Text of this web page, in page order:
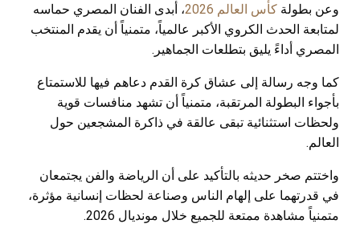
وعن بطولة كأس العالم 2026
، أبدى الفنان المصري حماسه
لمتابعة الحدث الكروي الأكبر عالمياً، متمنياً أن يقدم المنتخب
المصري أداءً يليق بتطلعات الجماهير.
كما وجه رسالة إلى عشاق كرة القدم دعاهم فيها للاستمتاع
بأجواء البطولة المرتقبة، متمنياً أن تشهد منافسات قوية
ولحظات استثنائية تبقى عالقة في ذاكرة المشجعين حول
العالم.
واختتم صخر حديثه بالتأكيد على أن الرياضة والفن يجتمعان
في قدرتهما على إلهام الناس وصناعة لحظات إنسانية مؤثرة،
متمنياً مشاهدة ممتعة للجميع خلال مونديال 2026.